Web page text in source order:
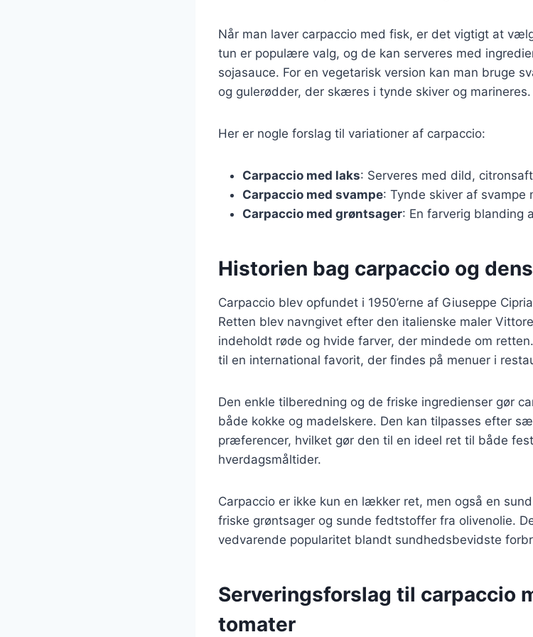
Når man laver carpaccio med fisk, er det vigtigt at
tun er populære valg, og de kan serveres med
sojasauce. For en vegetarisk version kan man bruge
og gulerødder, der skæres i tynde skiver og marineres.
Her er nogle forslag til variationer af carpaccio:
Carpaccio med laks: Serveres med dild,
Carpaccio med svampe: Tynde skiver af svampe
Carpaccio med grøntsager: En farverig blanding
Historien bag carpaccio og
Carpaccio blev opfundet i 1950’erne af Giuseppe
Retten blev navngivet efter den italienske maler
indeholdt røde og hvide farver, der mindede om
til en international favorit, der findes på menuer i
Den enkle tilberedning og de friske ingredienser gør
både kokke og madelskere. Den kan tilpasses efter
præferencer, hvilket gør den til en ideel ret til både
hverdagsmåltider.
Carpaccio er ikke kun en lækker ret, men også en
friske grøntsager og sunde fedtstoffer fra olivenolie.
vedvarende popularitet blandt sundhedsbevidste
Serveringsforslag til carpaccio
tomater